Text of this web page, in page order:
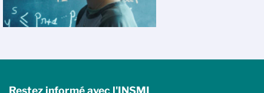
Restez informé avec l'INSMI